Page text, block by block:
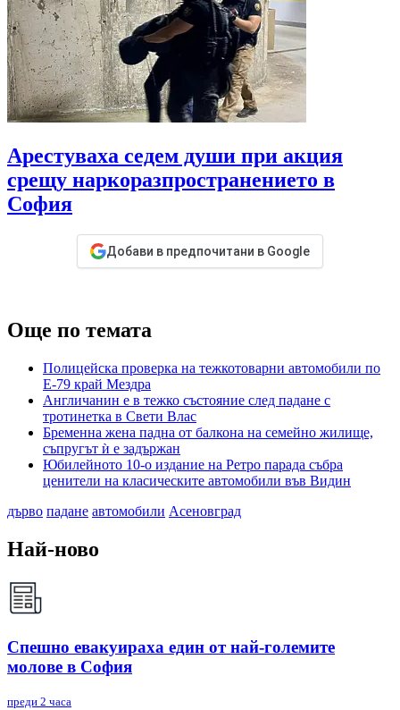
Арестуваха седем души при акция
срещу наркоразпространението в
София
Добави в предпочитани в Google
Още по темата
Полицейска проверка на тежкотоварни автомобили по
Е-79 край Мездра
Англичанин е в тежко състояние след падане с
тротинетка в Свети Влас
Бременна жена падна от балкона на семейно жилище,
съпругът ѝ е задържан
Юбилейното 10-о издание на Ретро парада събра
ценители на класическите автомобили във Видин
дърво падане автомобили Асеновград
Най-ново
Спешно евакуираха един от най-големите
молове в София
преди 2 часа